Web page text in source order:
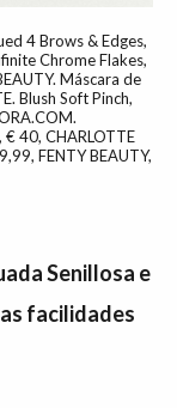
4 Brows & Edges,
Chrome Flakes,
Máscara de
Blush Soft Pinch,
40, CHARLOTTE
FENTY BEAUTY,
Senillosa e
facilidades